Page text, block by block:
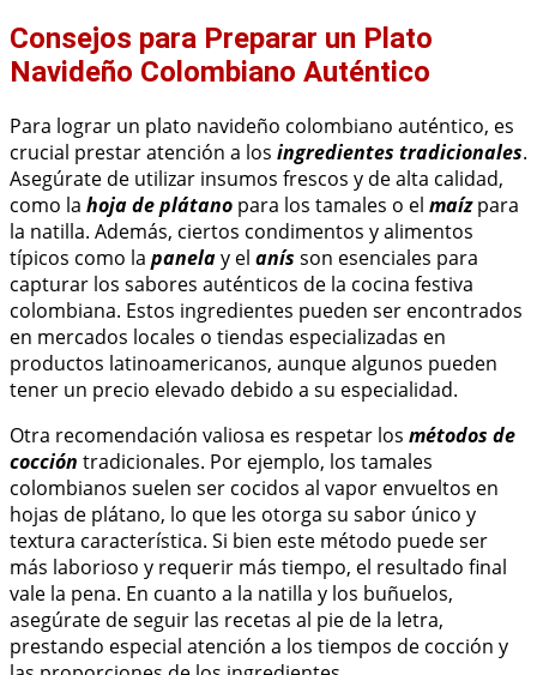
Consejos para Preparar un Plato
Navideño Colombiano Auténtico
Para lograr un plato navideño colombiano auténtico, es
crucial prestar atención a los ingredientes tradicionales.
Asegúrate de utilizar insumos frescos y de alta calidad,
como la hoja de plátano para los tamales o el maízpara
la natilla. Además, ciertos condimentos y alimentos
típicos como la panelay el anís son esenciales para
capturar los sabores auténticos de la cocina festiva
colombiana. Estos ingredientes pueden ser encontrados
en mercados locales o tiendas especializadas en
productos latinoamericanos, aunque algunos pueden
tener un precio elevado debido a su especialidad.
Otra recomendación valiosa es respetar los métodos de
cocción tradicionales. Por ejemplo, los tamales
colombianos suelen ser cocidos al vapor envueltos en
hojas de plátano, lo que les otorga su sabor único y
textura característica. Si bien este método puede ser
más laborioso y requerir más tiempo, el resultado final
vale la pena. En cuanto a la natilla y los buñuelos,
asegúrate de seguir las recetas al pie de la letra,
prestando especial atención a los tiempos de cocción y